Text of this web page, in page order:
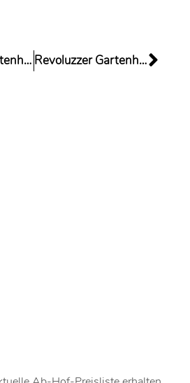
Revoluzzer Gartenhaus öffnet am 26.4. Revoluzzer Gartenhaus öffnet am 6. September